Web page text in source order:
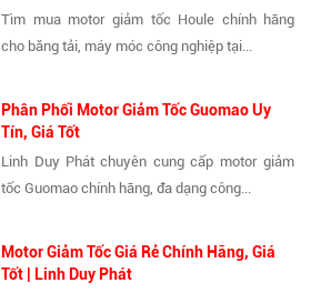
Tìm mua motor giảm tốc Houle chính hãng
cho băng tải, máy móc công nghiệp tại...
Phân Phối Motor Giảm Tốc Guomao Uy
Tín, Giá Tốt
Linh Duy Phát chuyên cung cấp motor giảm
tốc Guomao chính hãng, đa dạng công...
Motor Giảm Tốc Giá Rẻ Chính Hãng, Giá
Tốt | Linh Duy Phát